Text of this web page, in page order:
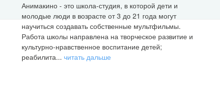
Анимакино - это школа-студия, в которой дети и
молодые люди в возрасте от 3 до 21 года могут
научиться создавать собственные мультфильмы.
Работа школы направлена на творческое развитие и
культурно-нравственное воспитание детей;
реабилита... читать дальше